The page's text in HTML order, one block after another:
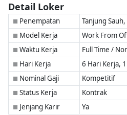
Detail Loker
■ Penempatan Tanjung
■ Model Kerja Work From
■ Waktu Kerja Full Time /
■ Hari Kerja 6 Hari Kerja,
■ Nominal Gaji Kompetitif
■ Status Kerja Kontrak
■ Jenjang Karir Ya